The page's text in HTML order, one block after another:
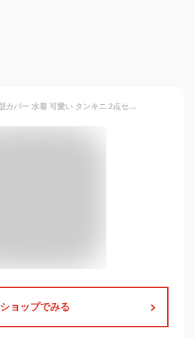
水着 レディース 体型カバー 水着 可愛い タンキニ 2点セット 韓国 小胸 水着 ハイウエスト みずぎ 露出控えめ セパレート スカート 安全パンツ 上下セット スポーツ水着 中学生 高校生 大人 ジュニア スイムウェア 水陸両用 ビーチ 海水浴 温泉 プール
ショップでみる